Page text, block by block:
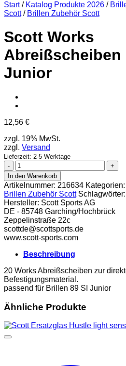
Start / Katalog Produkte 2026 /
Scott / Brillen Zubehör Scott
Scott Works
Abreißscheiben
Junior
12,56 €
zzgl. 19% MwSt.
zzgl. Versand
Lieferzeit: 2-5 Werktage
Scott
Works
Abreißscheiben
20
Refil
Junior
Menge
In den Warenkorb
Artikelnummer: 216634 Kategorien:
Brillen Zubehör Scott Schlagwörter:
Hersteller: Scott Sports AG
DE - 85748 Garching/Hochbrück
Zeppelinstraße 22c
scottde@scott­sports.de
www.scott-sports.com
Beschreibung
20 Works Abreißscheiben zur
Befestigungsmaterial.
passend für Brillen 89 SI Junior
Ähnliche Produkte